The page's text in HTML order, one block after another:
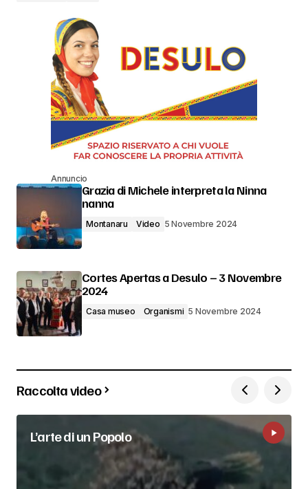
Annuncio
Grazia di Michele interpreta la Ninna
nanna
Montanaru Video 5 Novembre 2024
Cortes Apertas a Desulo – 3 Novembre
2024
Casa museo Organismi 5 Novembre 2024
Raccolta video
L’arte di un Popolo